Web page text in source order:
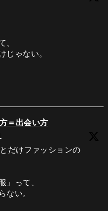
、
じゃない。
＝出会い方
だけファッションの
」って、
ない。